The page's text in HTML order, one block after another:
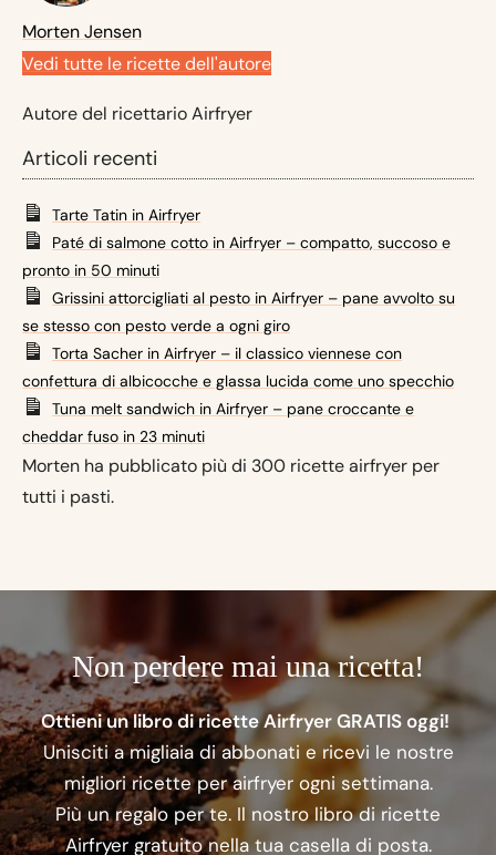
Morten Jensen
Vedi tutte le ricette dell'autore
Autore del ricettario Airfryer
Articoli recenti
Tarte Tatin in Airfryer
Paté di salmone cotto in Airfryer – compatto, succoso e
pronto in 50 minuti
Grissini attorcigliati al pesto in Airfryer – pane avvolto su
se stesso con pesto verde a ogni giro
Torta Sacher in Airfryer – il classico viennese con
confettura di albicocche e glassa lucida come uno specchio
Tuna melt sandwich in Airfryer – pane croccante e
cheddar fuso in 23 minuti
Morten ha pubblicato più di 300 ricette airfryer per
tutti i pasti.
Non perdere mai una ricetta!
Ottieni un libro di ricette Airfryer GRATIS oggi!
Unisciti a migliaia di abbonati e ricevi le nostre
migliori ricette per airfryer ogni settimana.
Più un regalo per te. Il nostro libro di ricette
Airfryer gratuito nella tua casella di posta.